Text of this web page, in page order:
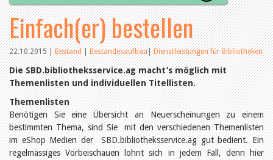
News und Fachbeiträge
Bibliotheken
Agenda
Dienstleistungen
Zur Artikelübersicht
Lesenswert
Gut bewertet
Kategorien
Aus dem Amt für Kultur
Aus der Kommission
Aus den Bibliotheken
Organisation
Raum und Infrastruktur
Bestand
Benutzung
Finanzen
Personal
Einfach(er) bestellen
22.10.2015|Bestand|Bestandesaufbau|Dienstleistungen für Bibliotheken
Die SBD.bibliotheksservice.ag macht’s möglich mit
Themenlisten und individuellen Titellisten.
Themenlisten
Benötigen Sie eine Übersicht an Neuerscheinungen zu einem
bestimmten Thema, sind Sie mit den verschiedenen Themenlisten
im eShop Medien der SBD.bibliotheksservice.ag gut bedient. Ein
regelmässiges Vorbeischauen lohnt sich in jedem Fall, denn hier